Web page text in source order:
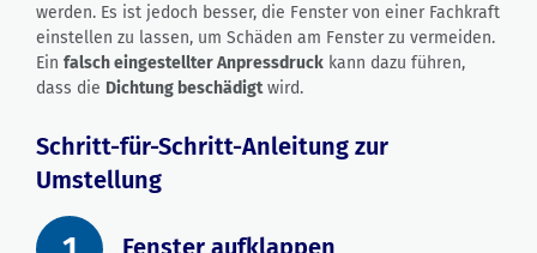
werden. Es ist jedoch besser, die Fenster von einer Fachkraft
einstellen zu lassen, um Schäden am Fenster zu vermeiden.
Ein falsch eingestellter Anpressdruck kann dazu führen,
dass die Dichtung beschädigtwird.
Schritt-für-Schritt-Anleitung zur
Umstellung
Fenster aufklappen